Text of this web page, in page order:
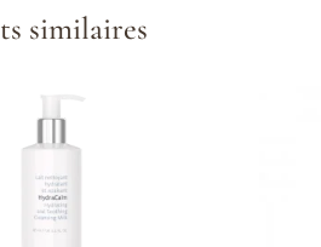
similaires